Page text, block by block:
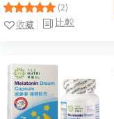
(2)
比較
收藏